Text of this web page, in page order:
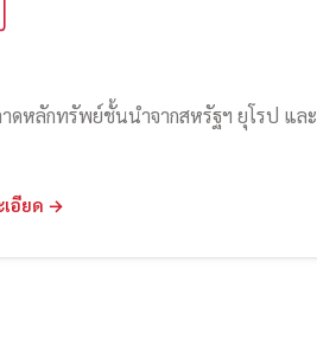
ดหลักทรัพย์ชั้นนำจากสหรัฐฯ ยุโรป และ
เอียด →